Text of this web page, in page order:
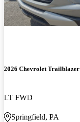
2026 Chevrolet Trailblazer
LT FWD
Springfield, PA